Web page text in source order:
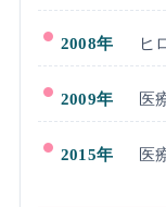
2008年 ヒ
2009年 医
2015年 医